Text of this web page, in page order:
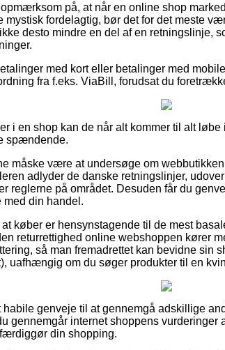
på, at når en online shop
mystisk fordelagtig, bør det for det meste
desto mindre en del af en retningslinje,
med kort eller betalinger med
fra f.eks. ViaBill, forudsat du
i en shop kan de når alt kommer til alt
spændende.
måske være at undersøge om
adlyder de danske retningslinjer,
reglerne på området. Desuden får du
med din handel.
køber er hensynstagende til de mest
returrettighed online webshoppen kører
så man fremadrettet kan bevidne sin
uafhængig om du søger produkter til en
habile genveje til at gennemgå adskillige
gennemgår internet shoppens
din shopping.